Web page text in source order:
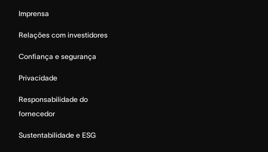
Imprensa
Relações com investidores
Confiança e segurança
Privacidade
Responsabilidade do
fornecedor
Sustentabilidade e ESG